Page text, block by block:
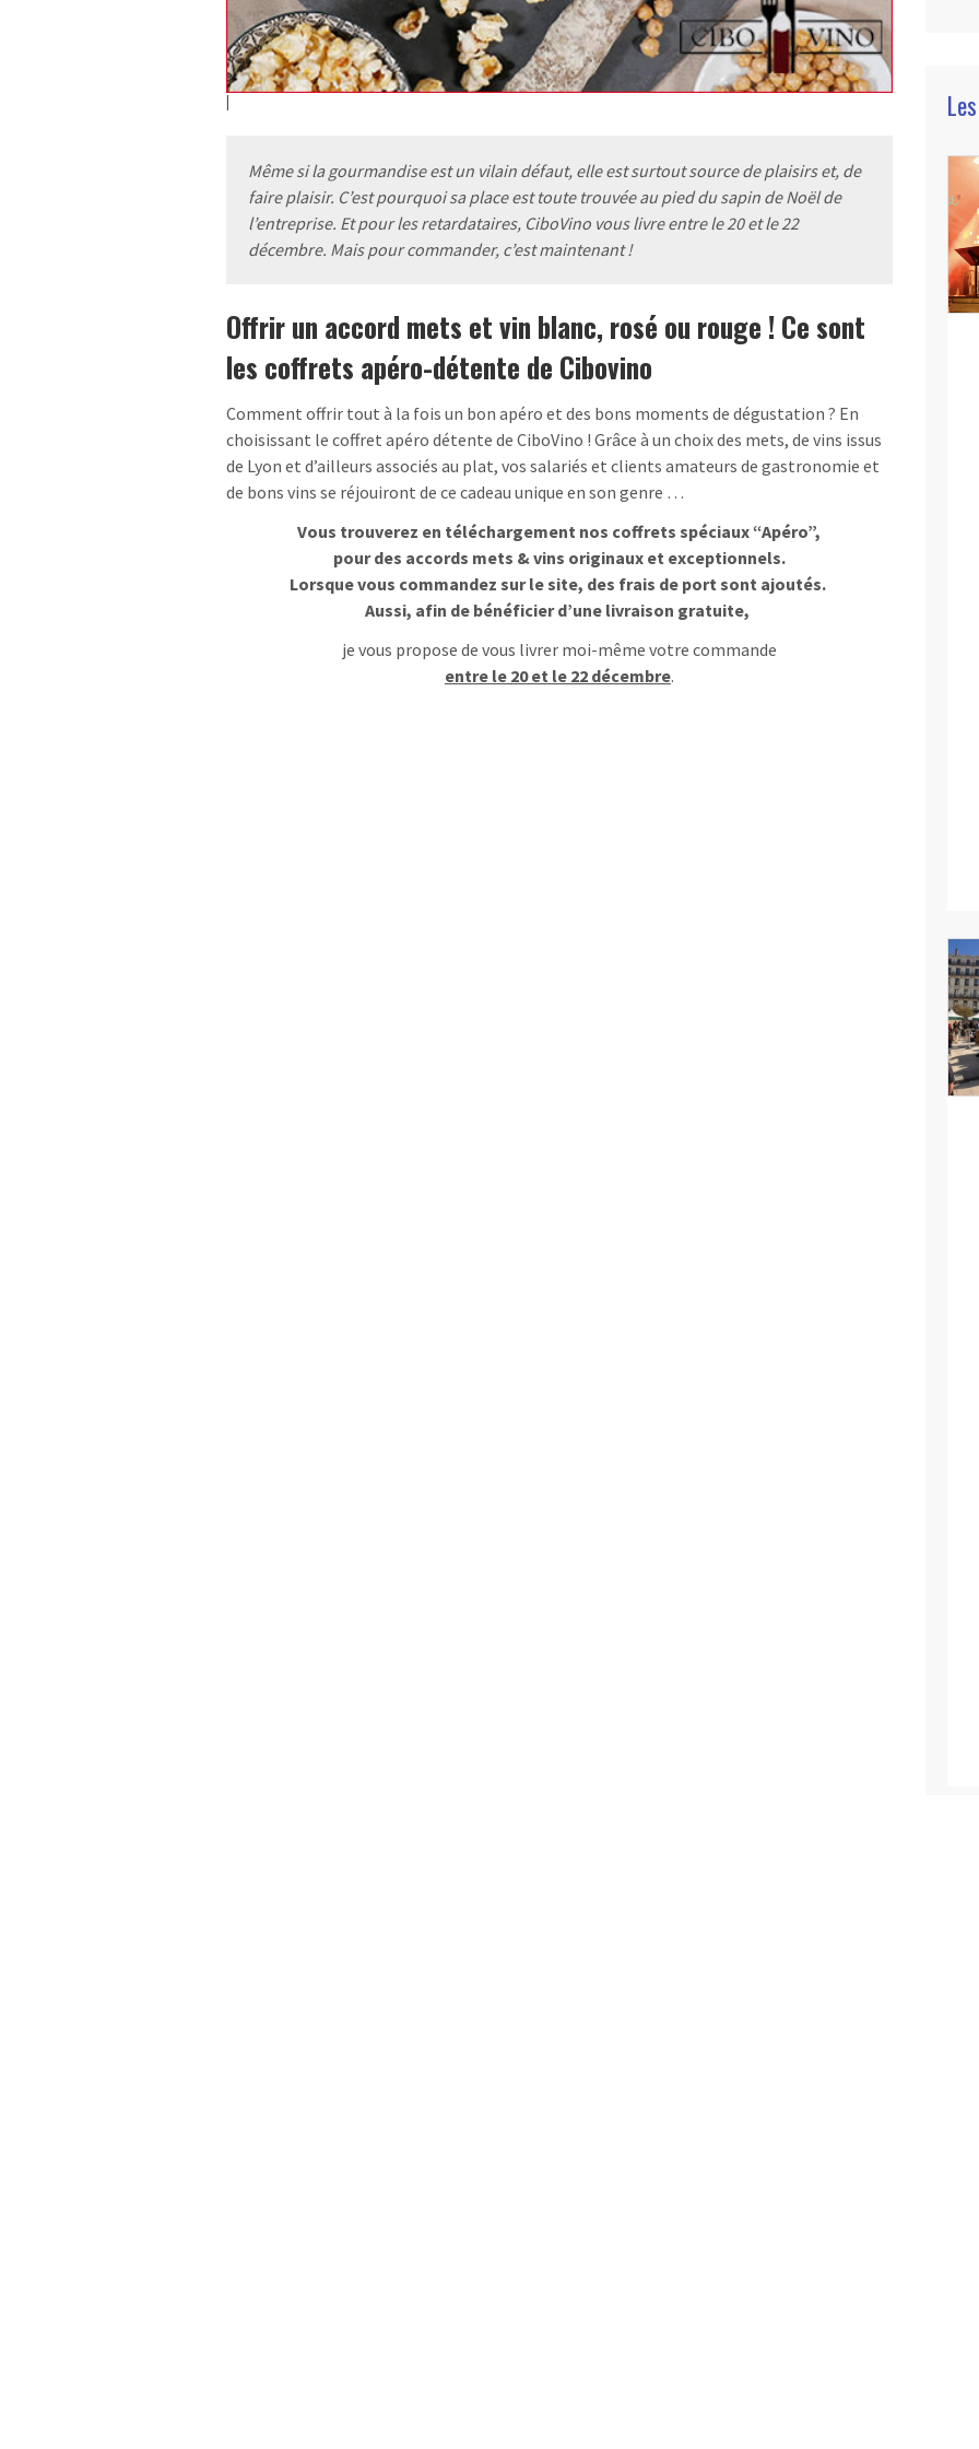
Même si la gourmandise est un vilain défaut, elle est surtout source de plaisirs et, de
faire plaisir. C’est pourquoi sa place est toute trouvée au pied du sapin de Noël de
l’entreprise. Et pour les retardataires, CiboVino vous livre entre le 20 et le 22
décembre. Mais pour commander, c’est maintenant !
Offrir un accord mets et vin blanc, rosé ou rouge ! Ce sont
les coffrets apéro-détente de Cibovino
Comment offrir tout à la fois un bon apéro et des bons moments de dégustation ? En
choisissant le coffret apéro détente de CiboVino ! Grâce à un choix des mets, de vins issus
de Lyon et d’ailleurs associés au plat, vos salariés et clients amateurs de gastronomie et
de bons vins se réjouiront de ce cadeau unique en son genre …
Vous trouverez en téléchargement nos coffrets spéciaux “Apéro”,
pour des accords mets & vins originaux et exceptionnels.
Lorsque vous commandez sur le site, des frais de port sont ajoutés.
Aussi, afin de bénéficier d’une livraison gratuite,
je vous propose de vous livrer moi-même votre commande
entre le 20 et le 22 décembre.